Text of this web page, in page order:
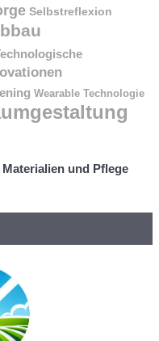
Selbstreflexion
Wearable Technologie
und Pflege